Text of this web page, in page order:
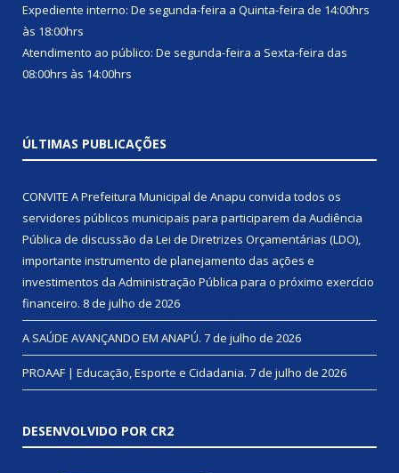
Expediente interno: De segunda-feira a Quinta-feira de 14:00hrs
às 18:00hrs
Atendimento ao público: De segunda-feira a Sexta-feira das
08:00hrs às 14:00hrs
ÚLTIMAS PUBLICAÇÕES
CONVITE A Prefeitura Municipal de Anapu convida todos os
servidores públicos municipais para participarem da Audiência
Pública de discussão da Lei de Diretrizes Orçamentárias (LDO),
importante instrumento de planejamento das ações e
investimentos da Administração Pública para o próximo exercício
financeiro. 8 de julho de 2026
A SAÚDE AVANÇANDO EM ANAPÚ. 7 de julho de 2026
PROAAF | Educação, Esporte e Cidadania. 7 de julho de 2026
DESENVOLVIDO POR CR2